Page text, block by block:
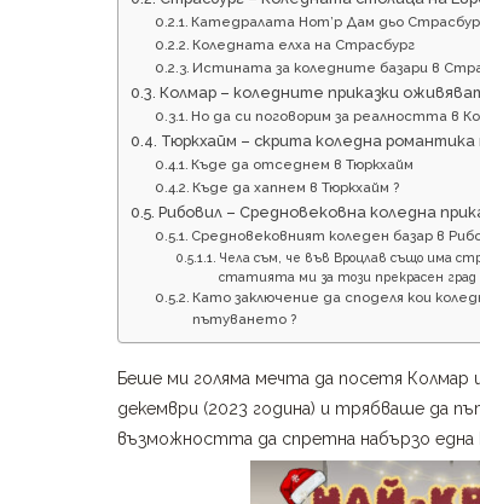
Катедралата Нот’р Дам дьо
Коледната елха на Страсбург
Истината за коледните базари в
Колмар – коледните приказки
Но да си поговорим за реалността в
Тюркхайм – скрита коледна романтика
Къде да отседнем в Тюркхайм
Къде да хапнем в Тюркхайм ?
Рибовил – Средновековна коледна
Средновековният коледен базар в
Чела съм, че във Вроцлав също има
статията ми за този прекрасен
Като заключение да споделя кои
пътуването ?
Беше ми голяма мечта да посетя Колмар
декември (2023 година) и трябваше да
възможността да спретна набързо една